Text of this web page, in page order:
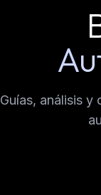
Guías, análisis y